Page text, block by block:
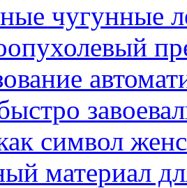
чугунные
символ
материал